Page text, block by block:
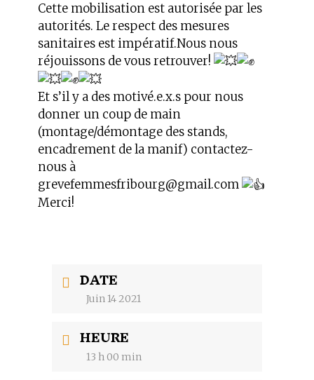
Cette mobilisation est autorisée par les
autorités. Le respect des mesures
sanitaires est impératif.Nous nous
réjouissons de vous retrouver!
Et s’il y a des motivé.e.x.s pour nous
donner un coup de main
(montage/démontage des stands,
encadrement de la manif) contactez-
nous à
grevefemmesfribourg@gmail.com
Merci!
DATE
Juin 14 2021
HEURE
13 h 00 min